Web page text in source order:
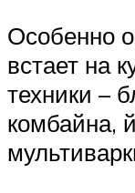
Особенно
встает на
техники –
комбайна,